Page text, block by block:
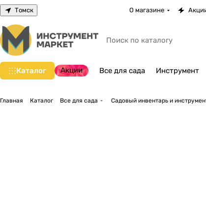
Томск О магазине
Каталог Акции Все для сада Инструмент
Главная Каталог Все для сада Садовый инвентарь и